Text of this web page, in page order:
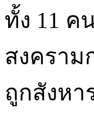
ทั้ง 11 ค
สงคราม
ถูกสังหา